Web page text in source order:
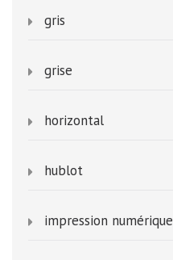
gris
grise
horizontal
hublot
impression numérique